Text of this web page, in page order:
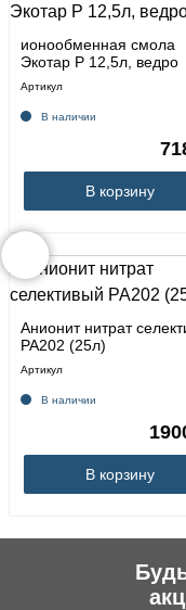
ионообменная смола
Экотар Р 12,5л, ведро
Артикул
В наличии
В корзину
Анионит нитрат
РА202 (25л)
Артикул
В наличии
В корзину